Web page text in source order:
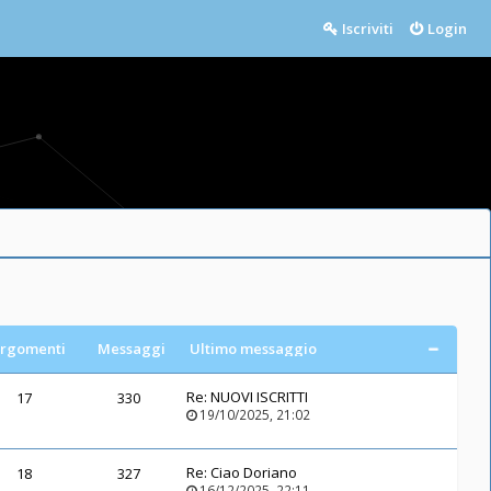
Login
Iscriviti
Messaggi Ultimo messaggio
17 330 Re: NUOVI ISCRITTI
19/10/2025, 21:02
18 327 Re: Ciao Doriano